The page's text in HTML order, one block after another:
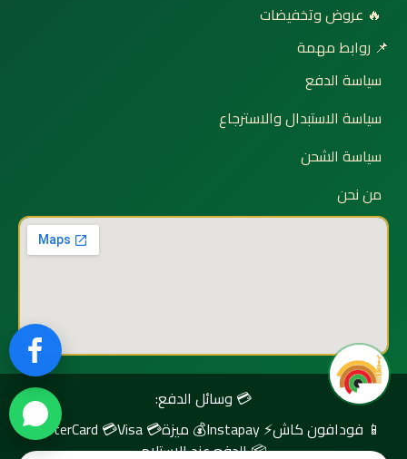
🔥 عروض وتخفيضات
📌 روابط مهمة
سياسة الدفع
سياسة الاستبدال والاسترجاع
سياسة الشحن
من نحن
💳 وسائل الدفع:
📱 فودافون كاش⚡ Instapay 💰 ميزة💳 Visa
💳 MasterCard
📦 الدفع عند الاستلام